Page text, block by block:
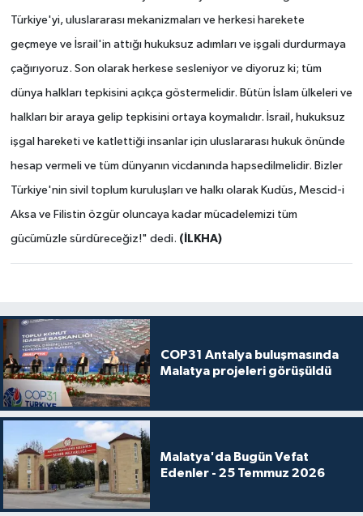
Türkiye'yi, uluslararası mekanizmaları ve herkesi harekete
geçmeye ve İsrail'in attığı hukuksuz adımları ve işgali durdurmaya
çağırıyoruz. Son olarak herkese sesleniyor ve diyoruz ki; tüm
dünya halkları tepkisini açıkça göstermelidir. Bütün İslam ülkeleri ve
halkları bir araya gelip tepkisini ortaya koymalıdır. İsrail, hukuksuz
işgal hareketi ve katlettiği insanlar için uluslararası hukuk önünde
hesap vermeli ve tüm dünyanın vicdanında hapsedilmelidir. Bizler
Türkiye'nin sivil toplum kuruluşları ve halkı olarak Kudüs, Mescid-i
Aksa ve Filistin özgür oluncaya kadar mücadelemizi tüm
gücümüzle sürdüreceğiz!" dedi. (İLKHA)
COP31 Antalya buluşmasında
Malatya projeleri görüşüldü
Malatya'da Bugün Vefat
Edenler - 25 Temmuz 2026